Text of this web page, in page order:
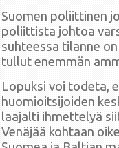
Suomen poliittinen
poliittista johtoa
suhteessa tilanne
tullut enemmän
Lopuksi voi todeta,
huomioitsijoiden
laajalti ihmettelyä
Venäjää kohtaan